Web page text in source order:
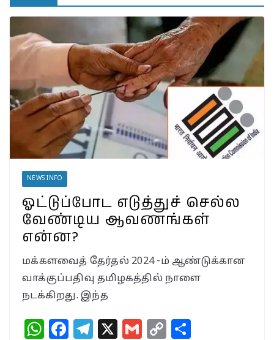
பாட்டிக்கு விஜய் மாநாட்டில்
பிரமாண்ட ’கட் அவுட்’…
த.வெ.க. அட்மினுக்குத்
தெரியுமா?
இலங்கையில்
அமைந்திருப்பது இடதுசாரி
ஆட்சியா… தமிழர்களால்
கொண்டாட முடியுமா?
பேரழிவின் வடுவாக வயநாடு:
40 ஆண்டுகள் கடந்து அதே
இடத்தில் நிலச்சரிவு!
வயநாடு நிலச்சரிவுக்கு
இதுதான் காரணமா…
NEWS INFO
ஓட்டுப்போட எடுத்துச் செல்ல
வேண்டிய ஆவணங்கள்
என்ன?
மக்களவைத் தேர்தல் 2024 -ம் ஆண்டுக்கான
வாக்குப்பதிவு தமிழகத்தில் நாளை
நடக்கிறது. இந்த
W F
T
X
G
C